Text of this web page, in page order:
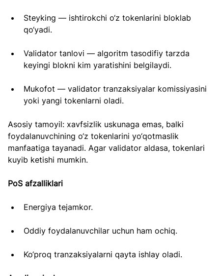
Steyking — ishtirokchi o‘z tokenlarini bloklab
qo‘yadi.
Validator tanlovi — algoritm tasodifiy tarzda
keyingi blokni kim yaratishini belgilaydi.
Mukofot — validator tranzaksiyalar komissiyasini
yoki yangi tokenlarni oladi.
Asosiy tamoyil: xavfsizlik uskunaga emas, balki
foydalanuvchining o‘z tokenlarini yo‘qotmaslik
manfaatiga tayanadi. Agar validator aldasa, tokenlari
kuyib ketishi mumkin.
PoS afzalliklari
Energiya tejamkor.
Oddiy foydalanuvchilar uchun ham ochiq.
Ko‘proq tranzaksiyalarni qayta ishlay oladi.